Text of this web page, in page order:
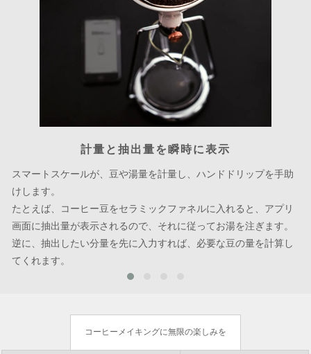
計量と抽出量を瞬時に表示
スマートスケールが、豆や湯量を計量し、ハンドドリップを手助
けします。
たとえば、コーヒー豆をセラミックファネルに入れると、アプリ
画面に抽出量が表示されるので、それに従ってお湯を注ぎます。
逆に、抽出したい分量を先に入力すれば、必要な豆の量を計算し
てくれます。
コーヒーメイキングに無限の楽しみを